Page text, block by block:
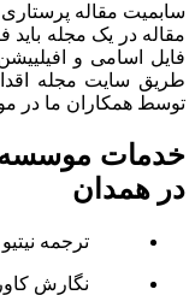
سابمیت مقاله
مقاله در یک مجله باید
فایل اسامی و
طریق سایت مجله
توسط همکاران ما در
خدمات
در همدان
ترجمه
نگارش